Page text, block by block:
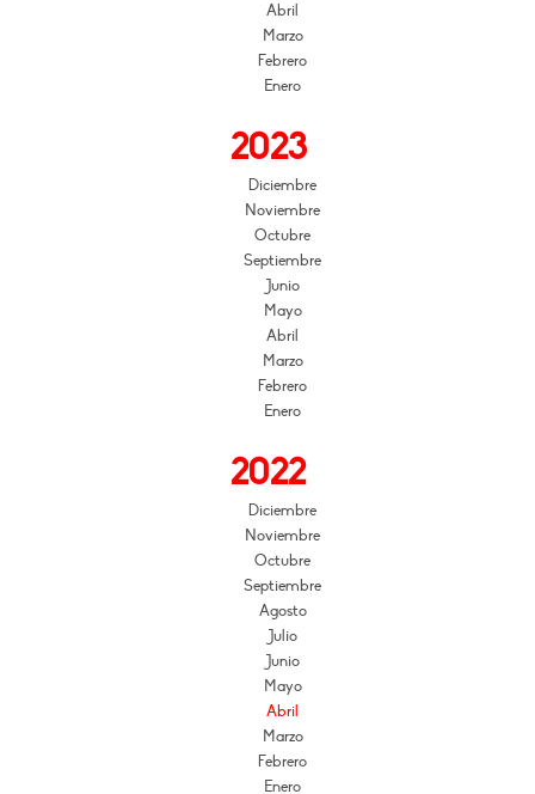
Abril
Marzo
Febrero
Enero
2023
Diciembre
Noviembre
Octubre
Septiembre
Junio
Mayo
Abril
Marzo
Febrero
Enero
2022
Diciembre
Noviembre
Octubre
Septiembre
Agosto
Julio
Junio
Mayo
Abril
Marzo
Febrero
Enero